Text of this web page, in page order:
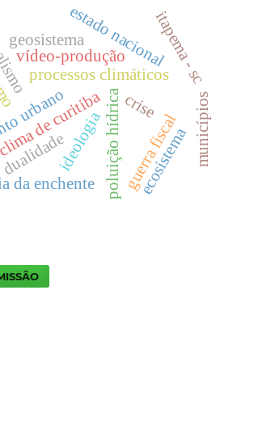
urbanoideologia
processos climáticos
poluição hídrica
de curitiba crise
estado nacional
guerra fiscal
itapema - sc
vídeo-produção
ecosistema
da enchente
geosistema
municípios
dualidade